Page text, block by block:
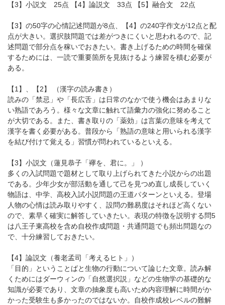
【3】小説文 25点 【4】論説文 33点 【5】融合文 22点
【3】の50字の心情記述問題が8点、【4】の240字作文が12点と配
点が大きい。選択肢問題では差がつきにくいと思われるので、記
述問題で部分点を稼いでおきたい。書き上げるための時間を確保
するためには、一読で重要箇所を見抜けるよう練習を積む必要が
ある。
【1】、【2】 （漢字の読み書き）
読みの「禁忌」や「長広舌」は日常のなかで使う機会はあまりな
い熟語であろう。様々な文章に触れて語彙力の強化に努めること
が大切である。また、書き取りの「薬効」は言葉の意味を考えて
漢字を書く必要がある。普段から「熟語の意味と用いられる漢字
を結び付けて覚える」習慣が問われているといえる。
【3】小説文（蓮見恭子「襷を、君に。」 ）
多くの入試問題で題材として取り上げられてきた小説からの出題
である。少年少女が部活動を通して己を見つめ直し成長していく
物語は、中学、高校入試小説問題の王道パターンといえる。登場
人物の心情は読み取りやすく、設問の難易度はそれほど高くない
ので、素早く確実に解答していきたい。表現の特徴を説明する問5
は八王子東高校を含め自校作成問題・共通問題でも頻出問題なの
で、十分練習しておきたい。
【4】論説文（養老孟司「考えるヒト」）
「目的」ということばと生物の行動について論じた文章。読み解
くためにはダーウィンの「自然選択説」などの生物学の基礎的な
知識が必要であり、文章の抽象度も高いため内容理解に時間がか
かった受験生も多かったのではないか。自校作成校レベルの難解